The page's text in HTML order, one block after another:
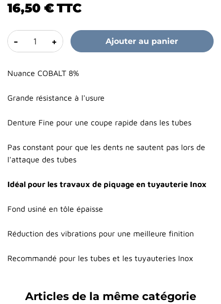
16,50 €TTC
- + Ajouter au panier
Nuance COBALT 8%
Grande résistance à l'usure
Denture Fine pour une coupe rapide dans les tubes
Pas constant pour que les dents ne sautent pas lors de
l'attaque des tubes
Idéal pour les travaux de piquage en tuyauterie Inox
Fond usiné en tôle épaisse
Réduction des vibrations pour une meilleure finition
Recommandé pour les tubes et les tuyauteries Inox
Articles de la même catégorie